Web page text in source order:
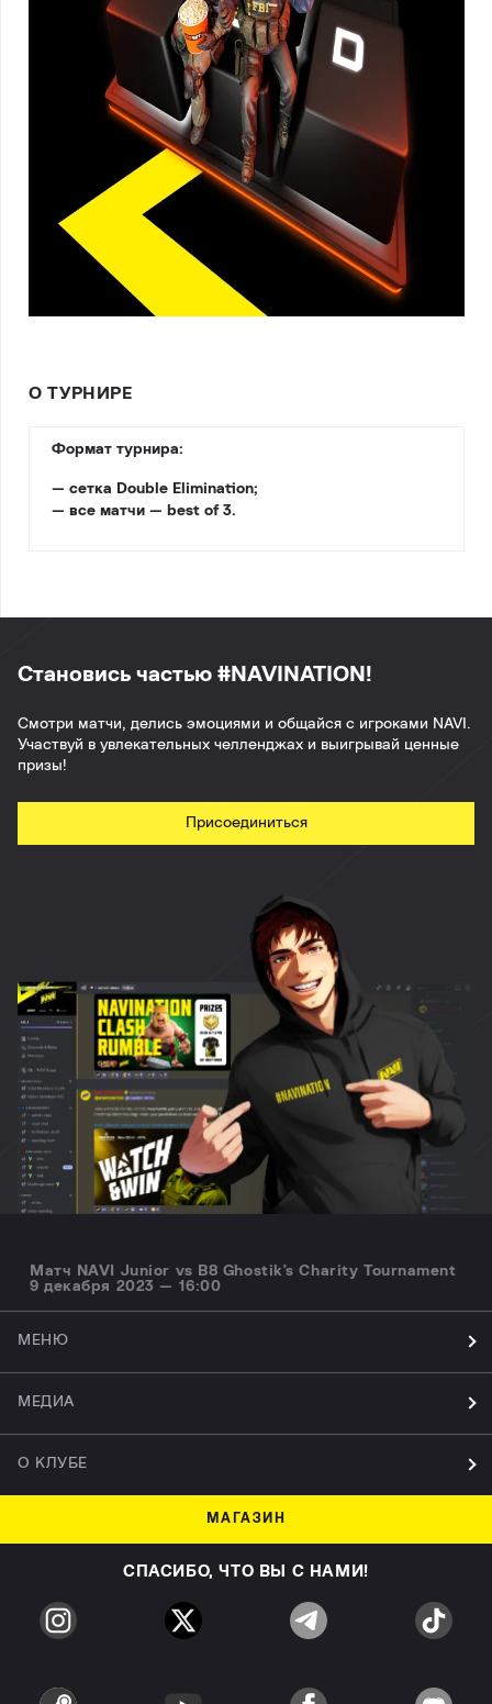
О ТУРНИРЕ
Формат турнира:
— сетка Double Elimination;
— все матчи — best of 3.
Становись частью #NAVINATION!
Смотри матчи, делись эмоциями и общайся с игроками NAVI.
Участвуй в увлекательных челленджах и выигрывай ценные
призы!
Присоединиться
Матч NAVI Junior vs B8 Ghostik's Charity Tournament
9 декабря 2023 — 16:00
МЕНЮ
МЕДИА
О КЛУБЕ
МАГАЗИН
СПАСИБО, ЧТО ВЫ С НАМИ!